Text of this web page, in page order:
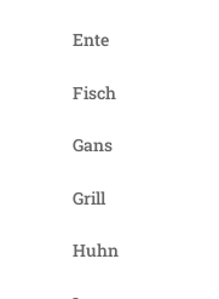
Ente
Fisch
Gans
Grill
Huhn